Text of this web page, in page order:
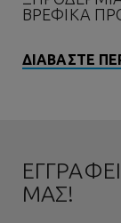
ΒΡΕΦΙΚΆ
ΔΙΑΒΑΣΤΕ
ΜΑΣ!